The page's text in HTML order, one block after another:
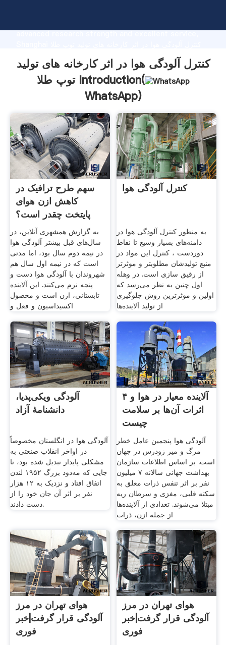
advanced research strength and excellent service,
supplier create the value and bring values to all of
customers.
کنترل آلودگی هوا در اثر کارخانه های تولید
توپ طلا Introduction(
WhatsApp)
سهم طرح ترافیک در
کاهش ازن هوای
پایتخت چقدر است؟
همشهری
به گزارش همشهری آنلاین، در
سال‌های قبل بیشتر آلودگی هوا
در نیمه دوم سال بود، اما مدتی
است که در نیمه اول سال هم
شهروندان با آلودگی هوا دست و
پنجه نرم می‌کنند. این آلاینده
تابستانی، ازن است و محصول
اکسیداسیون و فعل و
کنترل آلودگی هوا
به منظور کنترل آلودگی هوا در
دامنه‌های بسیار وسیع تا نقاط
دوردست ، کنترل این مواد در
منبع تولیدشان مطلوبتر و موثرتر
از رقیق سازی است. در وهله
اول چنین به نظر می‌رسد که
اولین و موثرترین روش جلوگیری
از تولید آلاینده‌ها
آلودگی ویکی‌پدیا،
دانشنامهٔ آزاد
آلودگی هوا در انگلستان مخصوصاً
در اواخر انقلاب صنعتی به
مشکلی پایدار تبدیل شده بود، تا
جایی که مه‌دود بزرگ ۱۹۵۲ لندن
اتفاق افتاد و نزدیک به ۱۲ هزار
نفر بر اثر آن جان خود را از
دست دادند.
۴ آلاینده معیار در هوا و
اثرات آن‌ها بر سلامت
چیست
آلودگی هوا پنجمین عامل خطر
مرگ و میر زودرس در جهان
است. بر اساس اطلاعات سازمان
بهداشت جهانی سالانه ۷ میلیون
نفر بر اثر تنفس ذرات معلق به
سکته قلبی، مغزی و سرطان ریه
مبتلا می‌شوند. تعدادی از آلاینده‌ها
از جمله ازن، ذرات
هوای تهران در مرز
آلودگی قرار گرفت|خبر
فوری
هوای تهران در مرز
آلودگی قرار گرفت|خبر
فوری